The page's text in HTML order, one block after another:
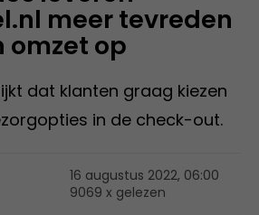
meer tevreden
omzet op
dat klanten graag kiezen
in de check-out.
16 augustus 2022, 06:00
9069 x gelezen